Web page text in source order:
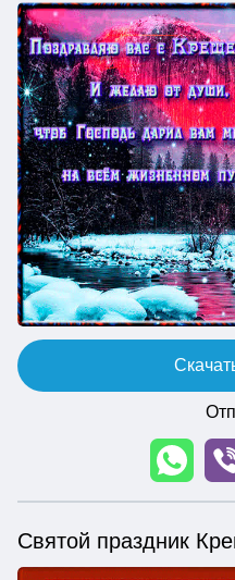
Святой праздник